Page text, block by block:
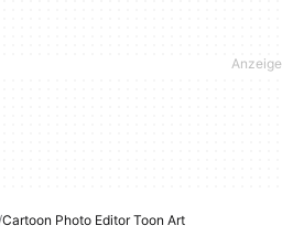
Cartoon Photo Editor Toon Art